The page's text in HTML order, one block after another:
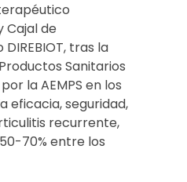
Cajal de
tras la
Sanitarios
la AEMPS en los
eficacia, seguridad,
recurrente,
70% entre los